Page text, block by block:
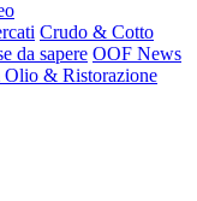
Crudo & Cotto
da sapere OOF News
Olio & Ristorazione